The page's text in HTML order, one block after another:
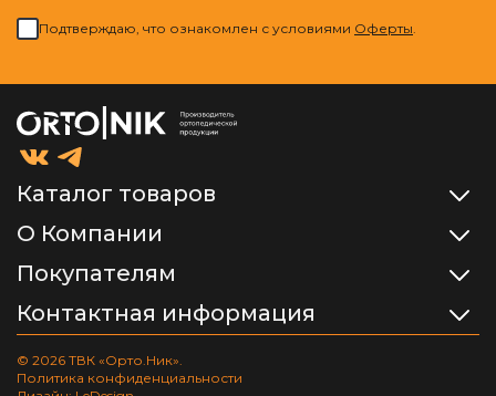
Подтверждаю, что ознакомлен с условиями Оферты
Каталог товаров
О Компании
Покупателям
Контактная информация
© 2026 ТВК «Орто.Ник».
Политика конфиденциальности